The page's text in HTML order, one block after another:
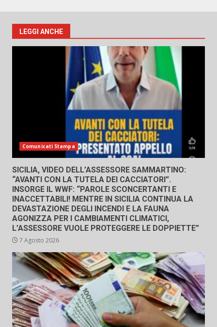
LEGGI ANCHE
Comunicati Stampa
SICILIA, VIDEO DELL’ASSESSORE SAMMARTINO:
“AVANTI CON LA TUTELA DEI CACCIATORI”.
INSORGE IL WWF: “PAROLE SCONCERTANTI E
INACCETTABILI! MENTRE IN SICILIA CONTINUA LA
DEVASTAZIONE DEGLI INCENDI E LA FAUNA
AGONIZZA PER I CAMBIAMENTI CLIMATICI,
L’ASSESSORE VUOLE PROTEGGERE LE DOPPIETTE”
7 Agosto 2026